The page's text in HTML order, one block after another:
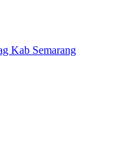
Kab Semarang